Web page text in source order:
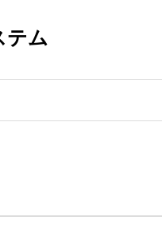
テム